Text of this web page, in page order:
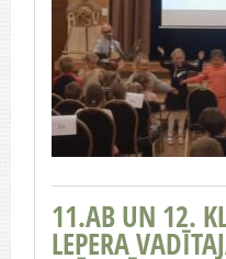
11.AB UN 12.
LEPERA